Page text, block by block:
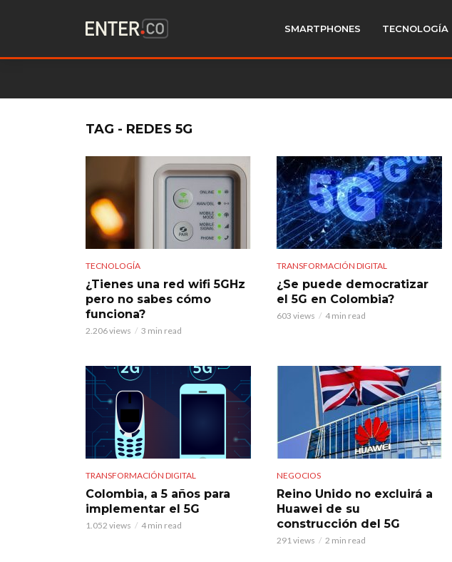
SMARTPHONES TECNOLOGÍA
TAG - REDES 5G
TECNOLOGÍA
¿Tienes una red wifi 5GHz
pero no sabes cómo
funciona?
2.206 views 3 min read
TRANSFORMACIÓN DIGITAL
¿Se puede democratizar
el 5G en Colombia?
603 views 4 min read
TRANSFORMACIÓN DIGITAL
Colombia, a 5 años para
implementar el 5G
1.052 views 4 min read
NEGOCIOS
Reino Unido no excluirá a
Huawei de su
construcción del 5G
291 views 2 min read